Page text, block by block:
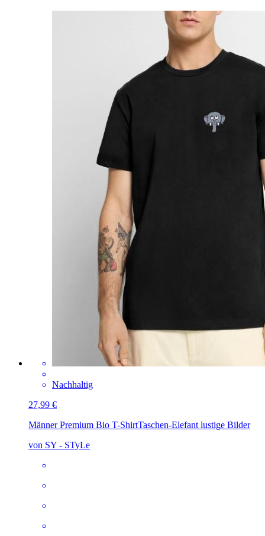
Nachhaltig
27,99 €
Männer Premium Bio T-ShirtTaschen-Elefant lustige Bilder
von SY - STyLe